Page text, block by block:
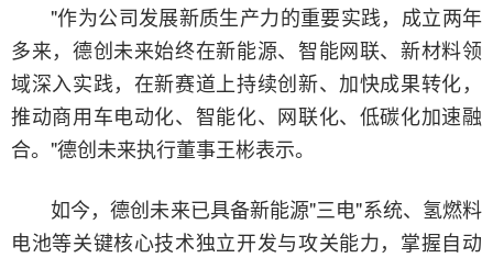
"作为公司发展新质生产力的重要实践，成立两年
多来，德创未来始终在新能源、智能网联、新材料领
域深入实践，在新赛道上持续创新、加快成果转化，
推动商用车电动化、智能化、网联化、低碳化加速融
合。"德创未来执行董事王彬表示。
如今，德创未来已具备新能源"三电"系统、氢燃料
电池等关键核心技术独立开发与攻关能力，掌握自动